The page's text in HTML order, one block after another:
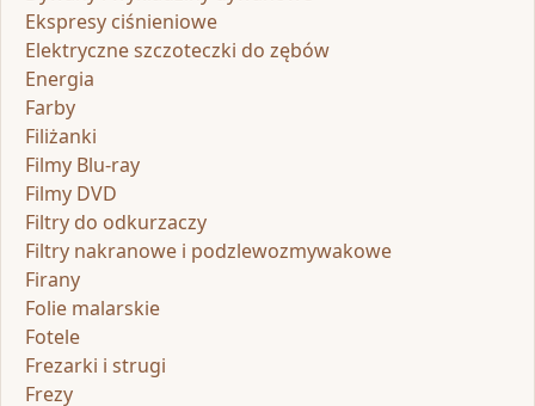
Ekspresy ciśnieniowe
Elektryczne szczoteczki do zębów
Energia
Farby
Filiżanki
Filmy Blu-ray
Filmy DVD
Filtry do odkurzaczy
Filtry nakranowe i podzlewozmywakowe
Firany
Folie malarskie
Fotele
Frezarki i strugi
Frezy